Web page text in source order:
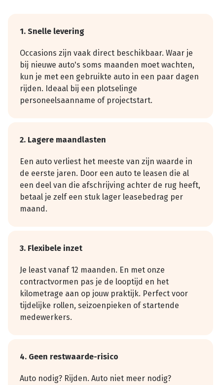
1. Snelle levering
Occasions zijn vaak direct beschikbaar. Waar je
bij nieuwe auto's soms maanden moet wachten,
kun je met een gebruikte auto in een paar dagen
rijden. Ideaal bij een plotselinge
personeelsaanname of projectstart.
2. Lagere maandlasten
Een auto verliest het meeste van zijn waarde in
de eerste jaren. Door een auto te leasen die al
een deel van die afschrijving achter de rug heeft,
betaal je zelf een stuk lager leasebedrag per
maand.
3. Flexibele inzet
Je least vanaf 12 maanden. En met onze
contractvormen pas je de looptijd en het
kilometrage aan op jouw praktijk. Perfect voor
tijdelijke rollen, seizoenpieken of startende
medewerkers.
4. Geen restwaarde-risico
Auto nodig? Rijden. Auto niet meer nodig?